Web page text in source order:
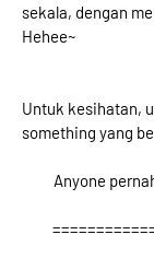
sekala, dengan
Hehee~
Untuk kesihatan,
something yang
Anyone